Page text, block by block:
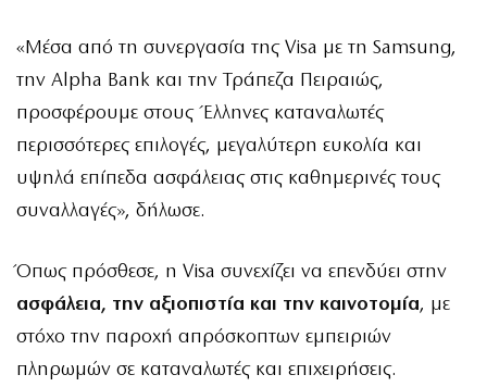
«Μέσα από τη συνεργασία της Visa με τη Samsung,
την Alpha Bank και την Τράπεζα Πειραιώς,
προσφέρουμε στους Έλληνες καταναλωτές
περισσότερες επιλογές, μεγαλύτερη ευκολία και
υψηλά επίπεδα ασφάλειας στις καθημερινές τους
συναλλαγές», δήλωσε.
Όπως πρόσθεσε, η Visa συνεχίζει να επενδύει στην
ασφάλεια, την αξιοπιστία και την καινοτομία, με
στόχο την παροχή απρόσκοπτων εμπειριών
πληρωμών σε καταναλωτές και επιχειρήσεις.